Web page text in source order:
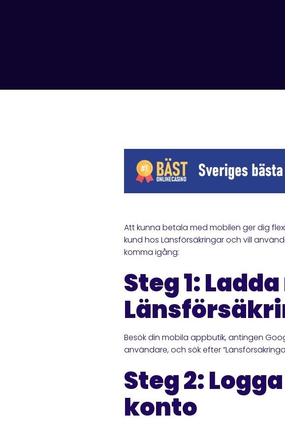
Att kunna betala med mobilen ger dig
kund hos Länsförsäkringar och vill
komma igång:
Steg 1:
Besök din mobila appbutik, antingen
användare, och sök efter
Steg 2:
konto